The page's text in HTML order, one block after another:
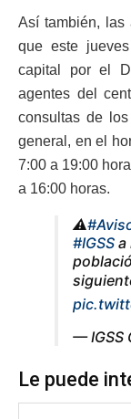
Así también, las
que este
capital por el
agentes del
consultas de
general, en el
7:00 a 19:00
a 16:00 horas.
⚠️
#IGSS a
— IGSS
Le puede